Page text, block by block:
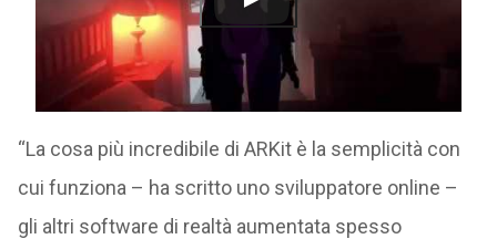
“La cosa più incredibile di ARKit è la semplicità con
cui funziona – ha scritto uno sviluppatore online –
gli altri software di realtà aumentata spesso